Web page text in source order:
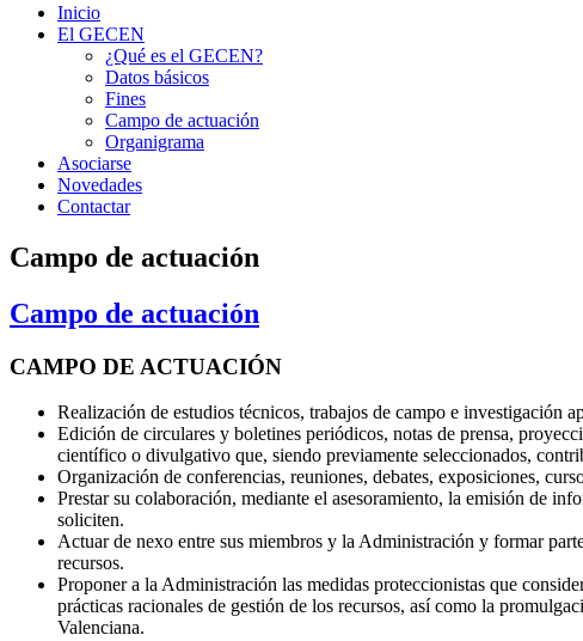
Inicio
El GECEN
¿Qué es el GECEN?
Datos básicos
Fines
Campo de actuación
Organigrama
Asociarse
Novedades
Contactar
Campo de actuación
Campo de actuación
CAMPO DE ACTUACIÓN
Realización de estudios técnicos, trabajos de campo e investigación
Edición de circulares y boletines periódicos, notas de prensa,
científico o divulgativo que, siendo previamente seleccionados,
Organización de conferencias, reuniones, debates, exposiciones,
Prestar su colaboración, mediante el asesoramiento, la emisión de
soliciten.
Actuar de nexo entre sus miembros y la Administración y formar
recursos.
Proponer a la Administración las medidas proteccionistas que
prácticas racionales de gestión de los recursos, así como la
Valenciana.